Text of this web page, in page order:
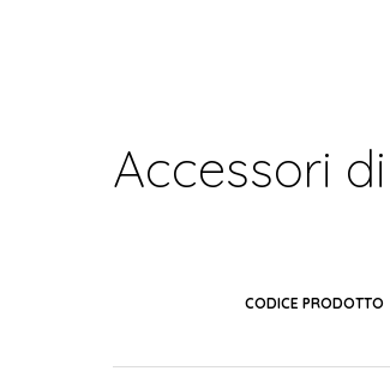
Accessori
CODICE PRODOTTO